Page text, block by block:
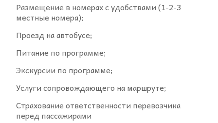
Размещение в номерах с удобствами (1-2-3
местные номера);
Проезд на автобусе;
Питание по программе;
Экскурсии по программе;
Услуги сопровождающего на маршруте;
Страхование ответственности перевозчика
перед пассажирами